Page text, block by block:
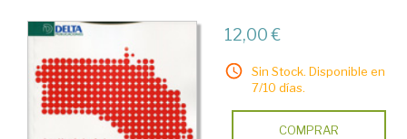
12,00 €
Sin Stock. Disponible en
7/10 días.
COMPRAR